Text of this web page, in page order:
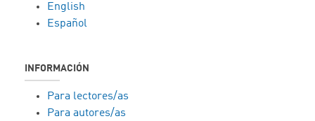
English
Español
INFORMACIÓN
Para lectores/as
Para autores/as